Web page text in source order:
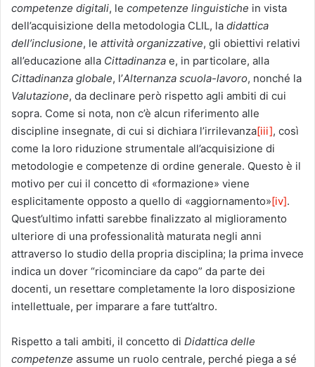
competenze digitali, le competenze linguistiche in vista
dell’acquisizione della metodologia CLIL, la didattica
dell’inclusione, le attività organizzative, gli obiettivi relativi
all’educazione alla Cittadinanza e, in particolare, alla
Cittadinanza globale, l’Alternanza scuola-lavoro, nonché la
Valutazione, da declinare però rispetto agli ambiti di cui
sopra. Come si nota, non c’è alcun riferimento alle
discipline insegnate, di cui si dichiara l’irrilevanza[iii], così
come la loro riduzione strumentale all’acquisizione di
metodologie e competenze di ordine generale. Questo è il
motivo per cui il concetto di «formazione» viene
esplicitamente opposto a quello di «aggiornamento»[iv].
Quest’ultimo infatti sarebbe finalizzato al miglioramento
ulteriore di una professionalità maturata negli anni
attraverso lo studio della propria disciplina; la prima invece
indica un dover “ricominciare da capo” da parte dei
docenti, un resettare completamente la loro disposizione
intellettuale, per imparare a fare tutt’altro.
Rispetto a tali ambiti, il concetto di Didattica delle
competenze assume un ruolo centrale, perché piega a sé